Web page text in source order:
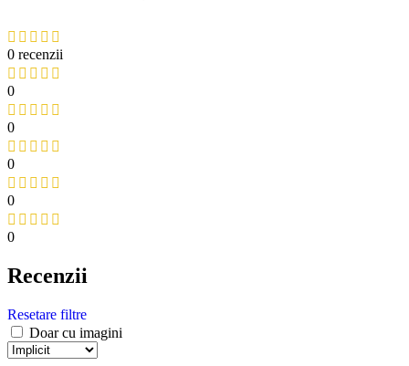
0 recenzii
0
0
0
0
0
Recenzii
Resetare filtre
Doar cu imagini